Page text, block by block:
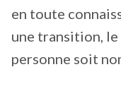
en toute
une transition, le
personne soit